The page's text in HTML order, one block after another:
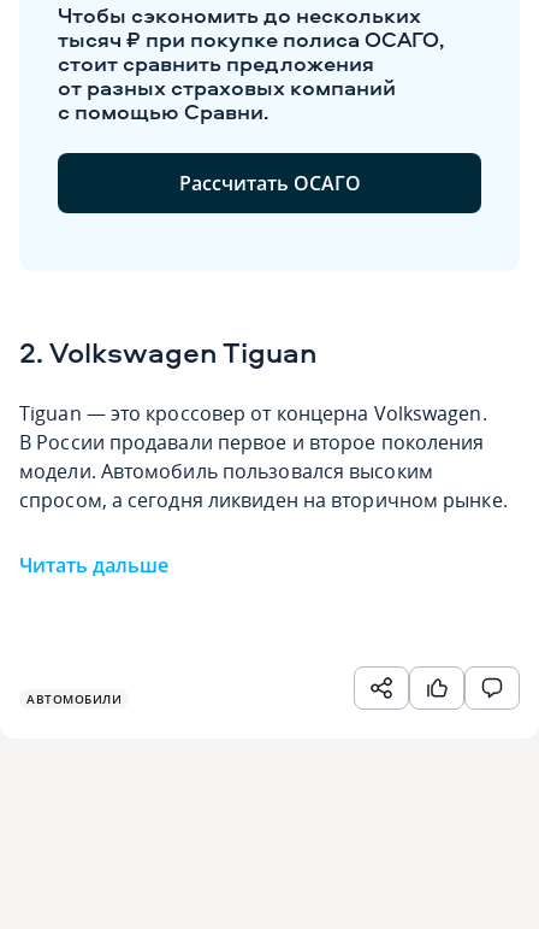
Чтобы сэкономить до нескольких
тысяч ₽ при покупке полиса ОСАГО,
стоит сравнить предложения
от разных страховых компаний
с помощью Сравни.
Рассчитать ОСАГО
2. Volkswagen Tiguan
Tiguan — это кроссовер от концерна Volkswagen.
В России продавали первое и второе поколения
модели. Автомобиль пользовался высоким
спросом, а сегодня ликвиден на вторичном рынке.
Читать дальше
АВТОМОБИЛИ